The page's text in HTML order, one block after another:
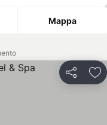
Mappa
Condividi